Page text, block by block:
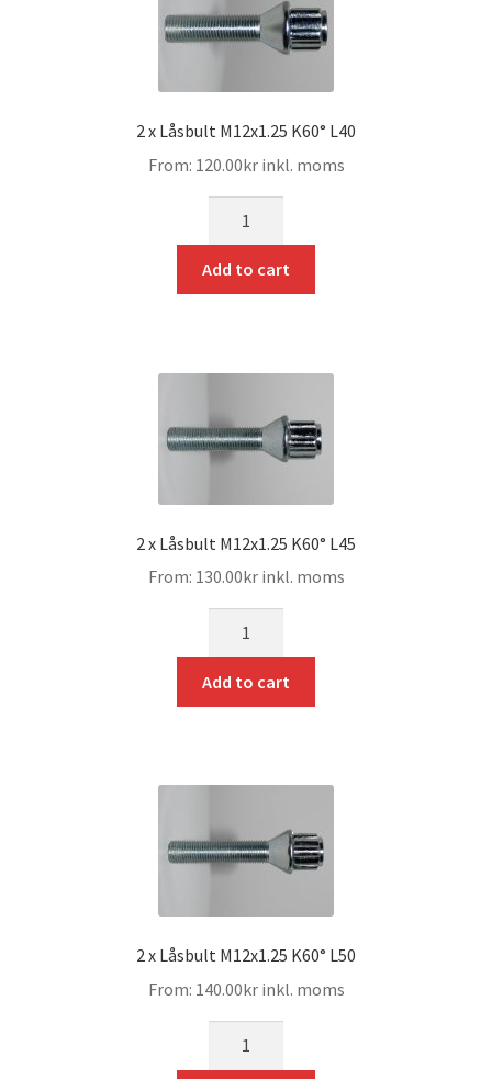
2 x Låsbult M12x1.25 K60° L40
From: 120.00krinkl. moms
Add to cart
2 x Låsbult M12x1.25 K60° L45
From: 130.00krinkl. moms
Add to cart
2 x Låsbult M12x1.25 K60° L50
From: 140.00krinkl. moms